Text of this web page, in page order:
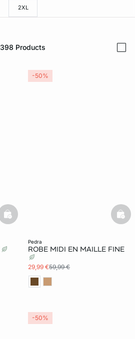
2XL
398 Products
basketfull
pedra
ROBE MIDI EN MAILLE FINE
29,99 €59,99 €
-50%
-50%